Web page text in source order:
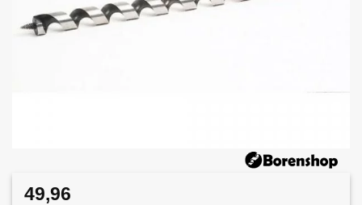
49,96